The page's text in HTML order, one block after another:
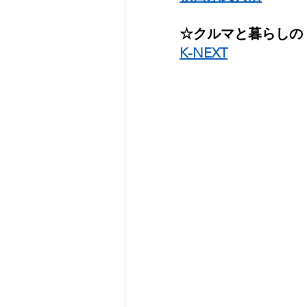
☆クルマと暮らし
K-NEXT